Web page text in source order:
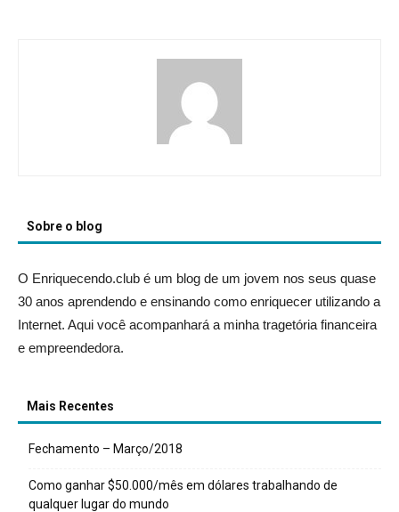
Sobre o blog
O Enriquecendo.club é um blog de um jovem nos seus quase
30 anos aprendendo e ensinando como enriquecer utilizando a
Internet. Aqui você acompanhará a minha tragetória financeira
e empreendedora.
Mais Recentes
Fechamento – Março/2018
Como ganhar $50.000/mês em dólares trabalhando de
qualquer lugar do mundo